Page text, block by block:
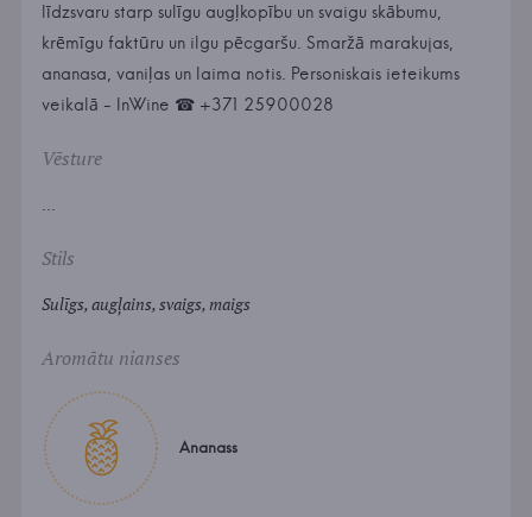
līdzsvaru starp sulīgu augļkopību un svaigu skābumu,
krēmīgu faktūru un ilgu pēcgaršu. Smaržā marakujas,
ananasa, vaniļas un laima notis. Personiskais ieteikums
veikalā - InWine ☎ +371 25900028
Vēsture
...
Stils
Sulīgs, augļains, svaigs, maigs
Aromātu nianses
Ananass